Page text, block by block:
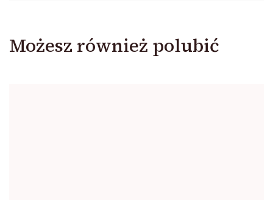
Możesz również polubić